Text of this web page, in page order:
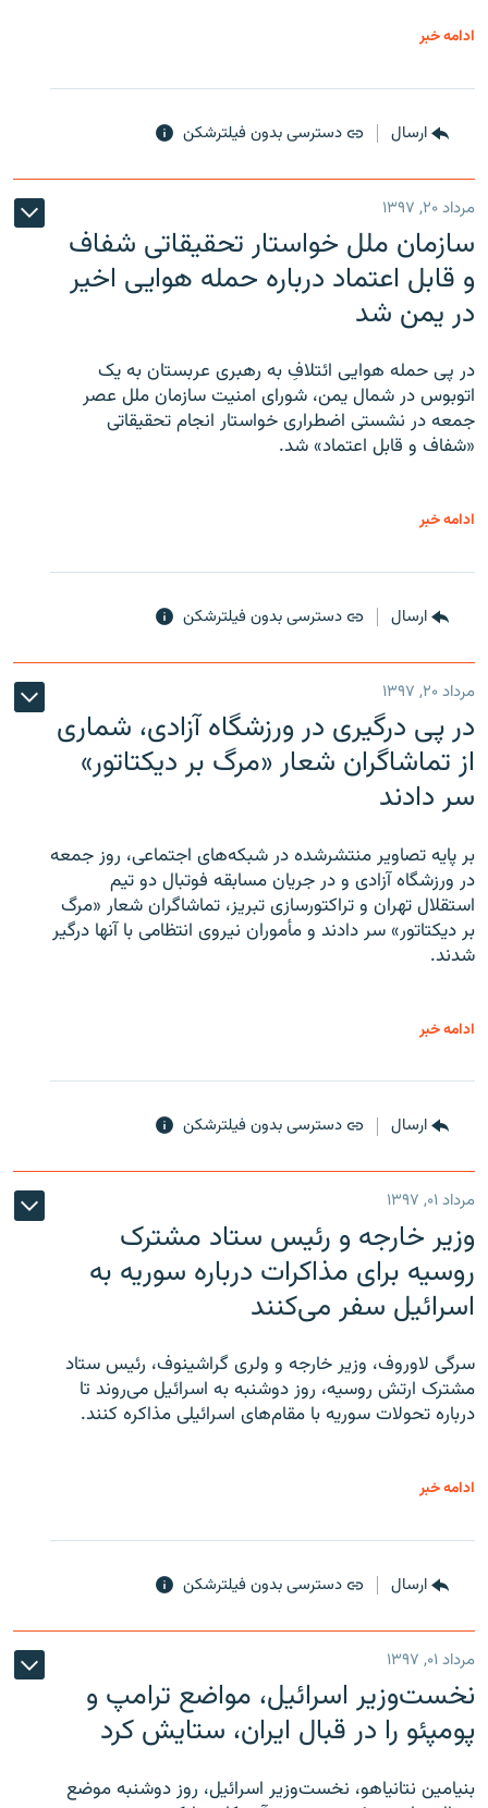
ادامه خبر
ارسال دسترسی بدون فیلترشکن
مرداد ۲۰, ۱۳۹۷
سازمان ملل خواستار تحقیقاتی شفاف
و قابل اعتماد درباره حمله هوایی اخیر
در یمن شد
در پی حمله هوایی ائتلافِ به رهبری عربستان به یک
اتوبوس در شمال یمن، شورای امنیت سازمان ملل عصر
جمعه در نشستی اضطراری خواستار انجام تحقیقاتی
«شفاف و قابل اعتماد» شد.
ادامه خبر
ارسال دسترسی بدون فیلترشکن
مرداد ۲۰, ۱۳۹۷
در پی درگیری در ورزشگاه آزادی، شماری
از تماشاگران شعار «مرگ بر دیکتاتور»
سر دادند
بر پایه تصاویر منتشرشده در شبکه‌های اجتماعی، روز جمعه
در ورزشگاه آزادی و در جریان مسابقه فوتبال دو تیم
استقلال تهران و تراکتورسازی تبریز، تماشاگران شعار «مرگ
بر دیکتاتور» سر دادند و مأموران نیروی انتظامی با آنها درگیر
شدند.
ادامه خبر
ارسال دسترسی بدون فیلترشکن
مرداد ۰۱, ۱۳۹۷
وزیر خارجه و رئیس‌ ستاد مشترک
روسیه برای مذاکرات درباره سوریه به
اسرائیل سفر می‌کنند
سرگی لاوروف، وزیر خارجه و ولری گراشینوف، رئیس ستاد
مشترک ارتش روسیه، روز دوشنبه به اسرائیل می‌روند تا
درباره تحولات سوریه با مقام‌های اسرائیلی مذاکره کنند.
ادامه خبر
ارسال دسترسی بدون فیلترشکن
مرداد ۰۱, ۱۳۹۷
نخست‌وزیر اسرائیل، مواضع ترامپ و
پومپئو را در قبال ایران، ستایش کرد
بنیامین نتانیاهو، نخست‌وزیر اسرائیل، روز دوشنبه موضع